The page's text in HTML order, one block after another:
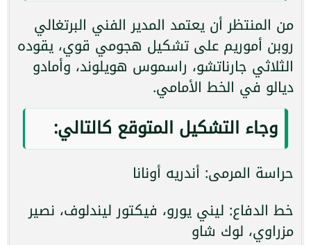
من المنتظر أن يعتمد المدير الفني البرتغالي
روبن أموريم على تشكيل هجومي قوي، يقوده
الثلاثي جارناتشو، راسموس هويلوند، وأمادو
ديالو في الخط الأمامي.
وجاء التشكيل المتوقع كالتالي:
حراسة المرمى: أندريه أونانا
خط الدفاع: ليني يورو، فيكتور ليندلوف، نصير
مزراوي، لوك شاو